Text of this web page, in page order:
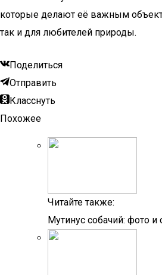
которые делают её важным
так и для любителей природы.
Поделиться
Отправить
Класснуть
Похожее
Читайте также:
Мутинус собачий: фото и